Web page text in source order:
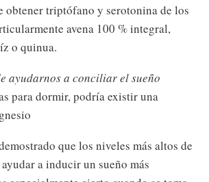
obtener triptófano y serotonina de los
avena 100 % integral,
o quinua.
ayudarnos a conciliar el sueño
para dormir, podría existir una
que los niveles más altos de
a inducir un sueño más